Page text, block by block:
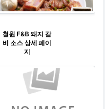
철원 F&B 돼지 갈
비 소스 상세 페이
지